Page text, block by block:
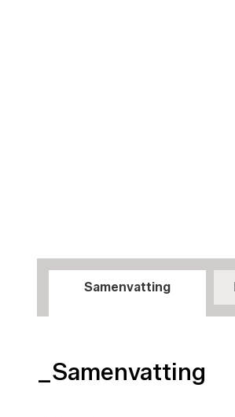
Samenvatting
_Samenvatting